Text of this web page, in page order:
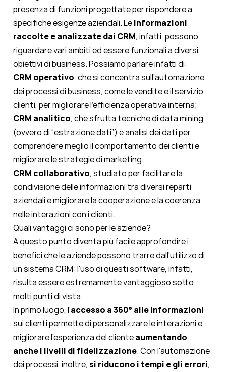
presenza di funzioni progettate per rispondere a
specifiche esigenze aziendali. Leinformazioni
raccolte e analizzate dai CRM, infatti, possono
riguardare vari ambiti ed essere funzionali a diversi
obiettivi di business. Possiamo parlare infatti di:
CRM operativo, che si concentra sull'automazione
dei processi di business, come le vendite e il servizio
clienti, per migliorare l'efficienza operativa interna;
CRM analitico, che sfrutta tecniche di data mining
(ovvero di “estrazione dati”) e analisi dei dati per
comprendere meglio il comportamento dei clienti e
migliorare le strategie di marketing;
CRM collaborativo, studiato per facilitare la
condivisione delle informazioni tra diversi reparti
aziendali e migliorare la cooperazione e la coerenza
nelle interazioni con i clienti.
Quali vantaggi ci sono per le aziende?
A questo punto diventa più facile approfondire i
beneficiche le aziende possono trarre dall'utilizzo di
un sistema CRM: l'uso di questi software, infatti,
risulta essere estremamente vantaggioso sotto
molti punti di vista.
In primo luogo, l'accesso a 360° alle informazioni
sui clienti permette di personalizzare le interazioni e
migliorare l'esperienza del clienteaumentando
anche i livelli di fidelizzazione. Con l'automazione
dei processi, inoltre, si riducono i tempi e gli errori,